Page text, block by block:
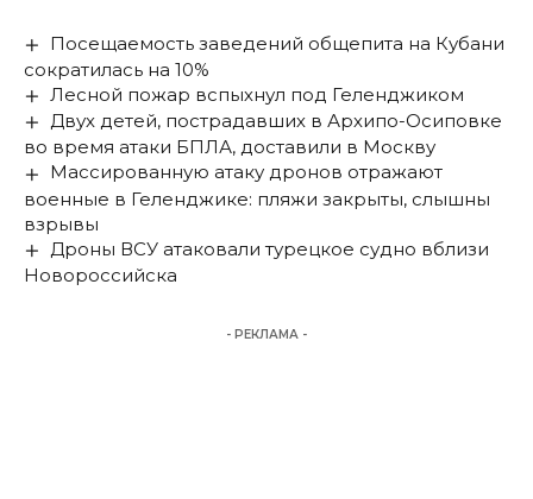
Посещаемость заведений общепита на Кубани
сократилась на 10%
Лесной пожар вспыхнул под Геленджиком
Двух детей, пострадавших в Архипо-Осиповке
во время атаки БПЛА, доставили в Москву
Массированную атаку дронов отражают
военные в Геленджике: пляжи закрыты, слышны
взрывы
Дроны ВСУ атаковали турецкое судно вблизи
Новороссийска
- РЕКЛАМА -